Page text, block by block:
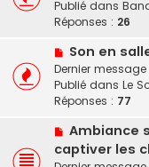
e
e
s
a
g
e
v
a
u
m
e
s
a
g
Publié dans
Réponses : 26
N
o
u
v
a
u
m
Son en
Dernier
Publié dans Le
Réponses : 77
N
o
Ambiance
captiver les